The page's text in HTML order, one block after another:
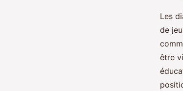
Les
de
être